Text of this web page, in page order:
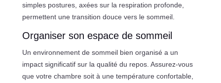
simples postures, axées sur la respiration profonde,
permettent une transition douce vers le sommeil.
Organiser son espace de sommeil
Un environnement de sommeil bien organisé a un
impact significatif sur la qualité du repos. Assurez-vous
que votre chambre soit à une température confortable,